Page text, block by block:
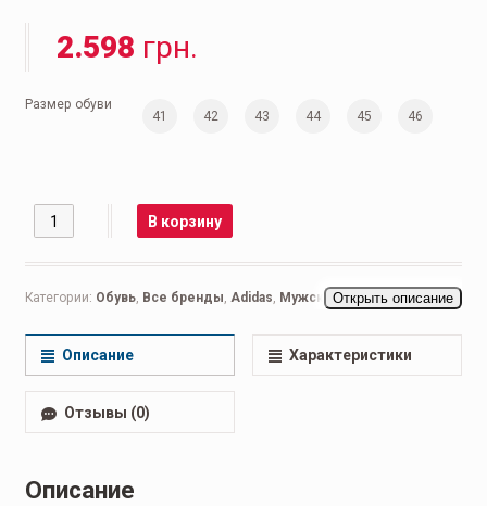
2.598 грн.
Размер обуви
41 42 43 44 45 46
Количество В корзину
Категории: Обувь, Все бренды, Adidas, Мужская обувь,Беговые
Открыть описание
Описание Характеристики
Отзывы (0)
Описание